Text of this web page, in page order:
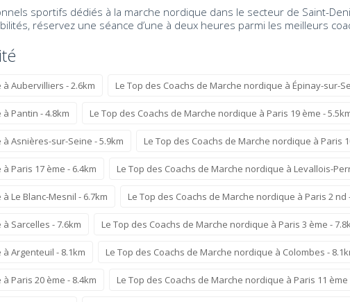
sportifs dédiés à la marche nordique dans le secteur de Saint-
réservez une séance d’une à deux heures parmi les meilleurs
Aubervilliers - 2.6km Le Top des Coachs de Marche nordique à Épinay-sur-
Pantin - 4.8km Le Top des Coachs de Marche nordique à Paris 19 ème -
Asnières-sur-Seine - 5.9km Le Top des Coachs de Marche nordique à Paris
Paris 17 ème - 6.4km Le Top des Coachs de Marche nordique à Levallois-
Le Blanc-Mesnil - 6.7km Le Top des Coachs de Marche nordique à Paris 2 nd
Sarcelles - 7.6km Le Top des Coachs de Marche nordique à Paris 3 ème -
Argenteuil - 8.1km Le Top des Coachs de Marche nordique à Colombes -
Paris 20 ème - 8.4km Le Top des Coachs de Marche nordique à Paris 11 ème